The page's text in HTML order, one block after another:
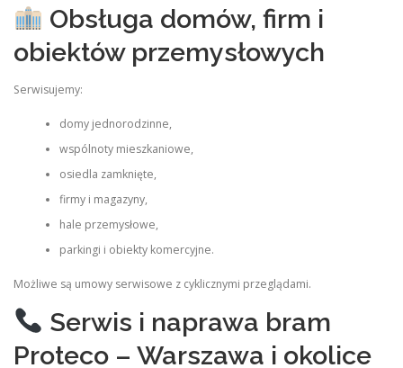
Obsługa domów, firm i
obiektów przemysłowych
Serwisujemy:
domy jednorodzinne,
wspólnoty mieszkaniowe,
osiedla zamknięte,
firmy i magazyny,
hale przemysłowe,
parkingi i obiekty komercyjne.
Możliwe są umowy serwisowe z cyklicznymi przeglądami.
Serwis i naprawa bram
Proteco – Warszawa i okolice